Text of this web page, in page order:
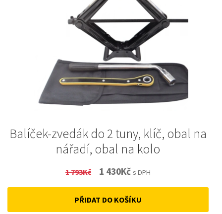
Balíček-zvedák do 2 tuny, klíč, obal na
nářadí, obal na kolo
1 793Kč
Original
price
was:
1 430KčCurrent
price
is:
s DPH
PŘIDAT DO KOŠÍKU